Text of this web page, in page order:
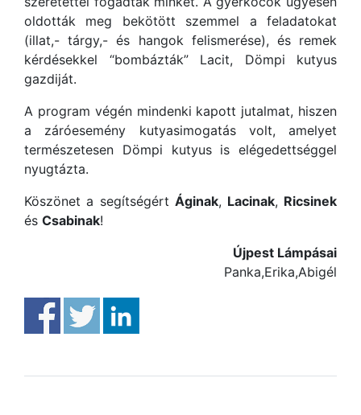
oldották meg bekötött szemmel a feladatokat
(illat,- tárgy,- és hangok felismerése), és remek
kérdésekkel “bombázták” Lacit, Dömpi kutyus
gazdiját.
A program végén mindenki kapott jutalmat, hiszen
a záróesemény kutyasimogatás volt, amelyet
természetesen Dömpi kutyus is elégedettséggel
nyugtázta.
Köszönet a segítségértÁginak, Lacinak, Ricsinek
és Csabinak!
Újpest Lámpásai
Panka,Erika,Abigél